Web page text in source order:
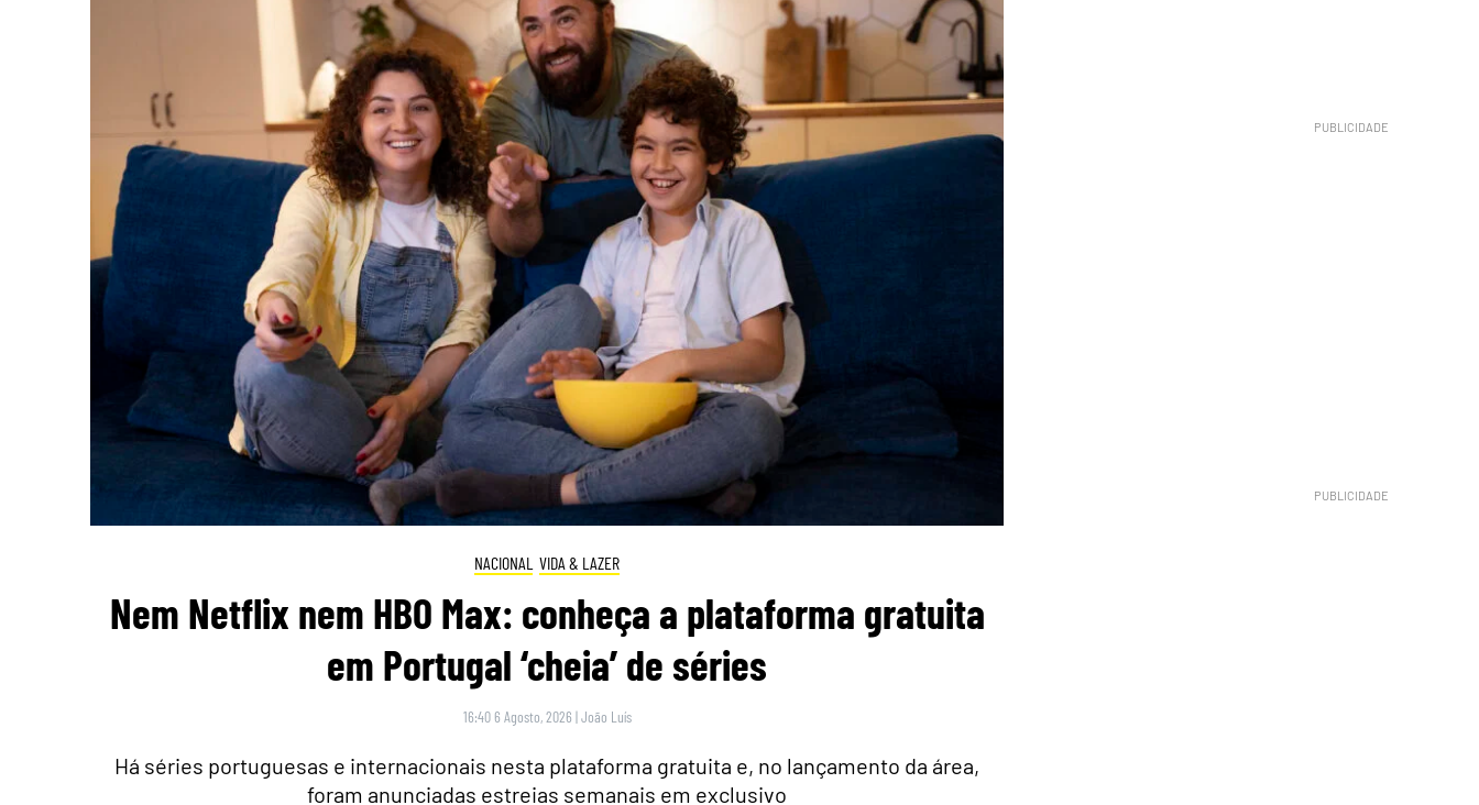
NACIONAL VIDA & LAZER
Nem Netflix nem HBO Max: conheça a plataforma gratuita
em Portugal ‘cheia’ de séries
16:40 6 Agosto, 2026 |João Luís
Há séries portuguesas e internacionais nesta plataforma gratuita e, no lançamento da área,
foram anunciadas estreias semanais em exclusivo